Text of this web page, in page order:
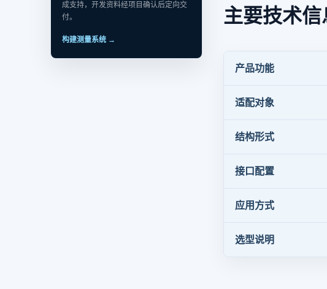
成支持，开发资料经项目确认后定向交
付。
构建测量系统 →
主要技术信
产品功能
适配对象
结构形式
接口配置
应用方式
选型说明